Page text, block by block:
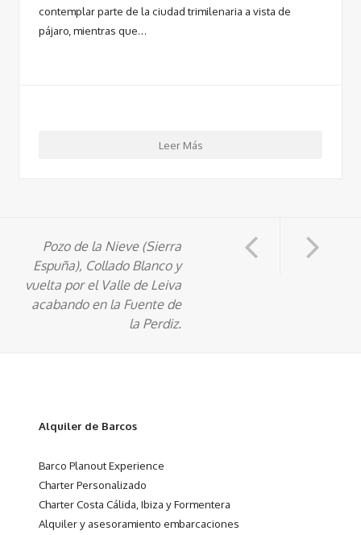
contemplar parte de la ciudad trimilenaria a vista de
pájaro, mientras que…
Leer Más
Pozo de la Nieve (Sierra
Espuña), Collado Blanco y
vuelta por el Valle de Leiva
acabando en la Fuente de
la Perdiz.
Alquiler de Barcos
Barco Planout Experience
Charter Personalizado
Charter Costa Cálida, Ibiza y Formentera
Alquiler y asesoramiento embarcaciones